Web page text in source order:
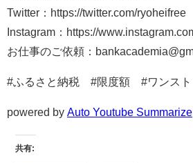
Twitter：https://twitter.com/ryoheifree
Instagram：https://
お仕事のご依頼：
#ふるさと納税 #限度額 #ワンスト
powered by Auto Youtube Summarize
共有: